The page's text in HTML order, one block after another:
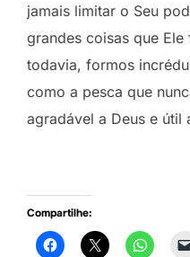
jamais limitar o Seu
grandes coisas que
todavia, formos
como a pesca que
agradável a Deus e útil
Compartilhe: